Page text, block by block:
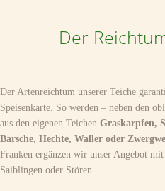
Der
Der Artenreichtum unserer Teiche
Speisenkarte. So werden – neben den
aus den eigenen Teichen Graskarpfen,
Barsche, Hechte, Waller oder
Franken ergänzen wir unser Angebot
Saiblingen oder Stören.